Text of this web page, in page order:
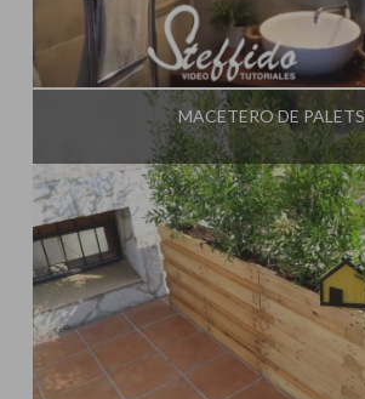
Influencer:Steffido
MACETERO DE PALETS